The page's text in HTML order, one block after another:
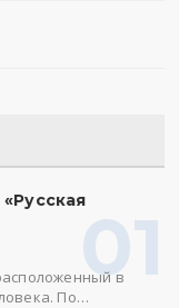
01
в
По…